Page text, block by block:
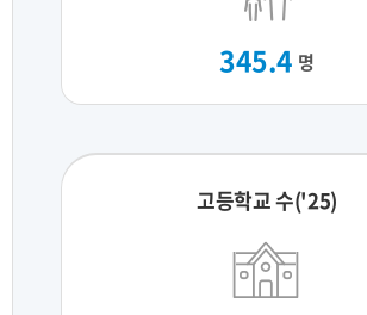
345.4 명
고등학교 수('25)